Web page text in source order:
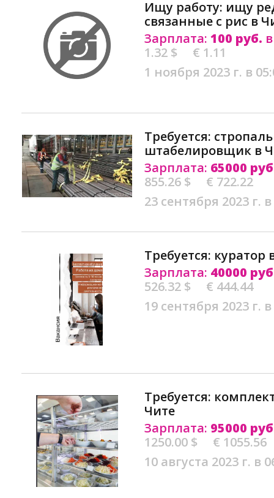
Ищу работу: ищу
связанные с рис в
Зарплата: 100 руб.
1.32 $
€ 1.11
1 ноября 2023 г. в
Требуется:
штабелировщик в
Зарплата: 65000
855.26 $
€ 722.22
23 сентября 2023 г.
Требуется: куратор
Зарплата: 40000
526.32 $
€ 444.44
19 сентября 2023 г.
Требуется:
Чите
Зарплата: 95000
1250.00 $
€ 1055.56
10 августа 2023 г. в